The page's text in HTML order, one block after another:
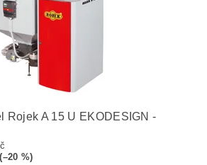
Rojek A 15 U EKODESIGN -
%)